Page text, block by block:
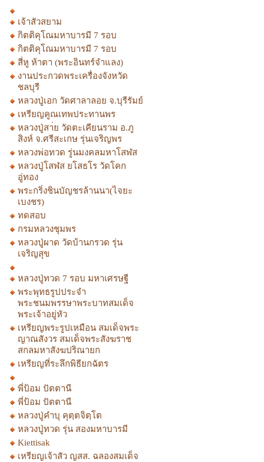
เจ้าสัวสยาม
กิตติคุโณมหาบารมี 7 รอบ
กิตติคุโณมหาบารมี 7 รอบ
สี่หู ห้าตา (พระอินทร์จำแลง)
งานประกวดพระเครื่องจังหวัด
ชลบุรี
หลวงปู่เอก วัดศาลาลอย จ.บุรีรัมย์
เหรียญคูณเทพประทานพร
หลวงปู่สา่ย วัดตะเคียนราม อ.ภู
สิงห์ จ.ศรีสะเกษ รุ่นเจริญพร
หลวงพ่อทวด รู่นมงคลมหาโสฬส
หลวงปู่โสฬส ยโสธโร วัดโคก
อู่ทอง
พระกริ่งชินบัญชรล้านนา(ไจยะ
เบงชร)
ทดสอบ
กรมหลวงชุมพร
หลวงปู่ผาด วัดบ้านกรวด รุ่น
เจริญสุข
หลวงปู่ทวด 7 รอบ มหาเศรษฐี
พระพุทธรูปประจำ
พระชนมพรรษาพระบาทสมเด็จ
พระเจ้าอยู่หัว
เหรียญพระรูปเหมือน สมเด็จพระ
ญาณสังวร สมเด็จพระสังฆราช
สกลมหาสังฆปริณายก
เหรียญที่ระลึกพิธียกฉัตร
พี่ป้อม ปัตตานี
พี่ป้อม ปัตตานี
หลวงปู่คำบุ คุตฺตจิตฺโต
หลวงปู่ทวด รุ่น สองมหาบารมี
Kiettisak
เหรียญเจ้าสัว ญสส. ฉลองสมเด็จ